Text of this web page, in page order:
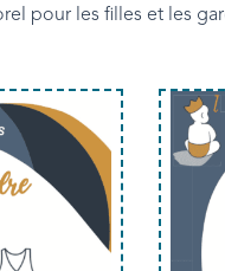
pour les filles et les